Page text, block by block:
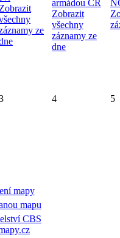
Zobrazit
ze
armádou ČR
Zobrazit
všechny
záznamy ze
dne
4 5
mapy
CBS